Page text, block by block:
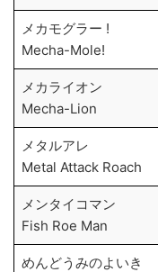
メカモグラー !
Mecha-Mole!
メカライオン
Mecha-Lion
メタルアレ
Metal Attack Roach
メンタイコマン
Fish Roe Man
めんどうみのよいき